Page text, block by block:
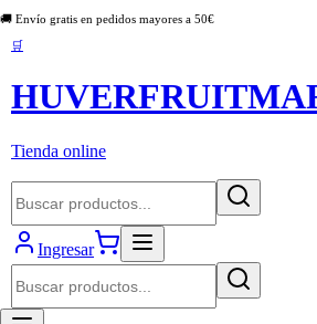
🚚 Envío gratis en pedidos mayores a 50€
🛒
Tienda online
Ingresar